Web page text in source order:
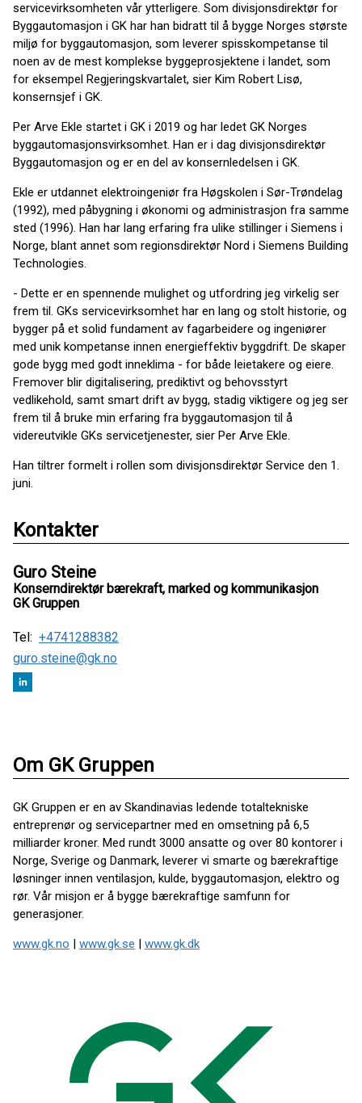
servicevirksomheten vår ytterligere. Som divisjonsdirektør for
Byggautomasjon i GK har han bidratt til å bygge Norges største
miljø for byggautomasjon, som leverer spisskompetanse til
noen av de mest komplekse byggeprosjektene i landet, som
for eksempel Regjeringskvartalet, sier Kim Robert Lisø,
konsernsjef i GK.
Per Arve Ekle startet i GK i 2019 og har ledet GK Norges
byggautomasjonsvirksomhet. Han er i dag divisjonsdirektør
Byggautomasjon og er en del av konsernledelsen i GK.
Ekle er utdannet elektroingeniør fra Høgskolen i Sør-Trøndelag
(1992), med påbygning i økonomi og administrasjon fra samme
sted (1996). Han har lang erfaring fra ulike stillinger i Siemens i
Norge, blant annet som regionsdirektør Nord i Siemens Building
Technologies.
- Dette er en spennende mulighet og utfordring jeg virkelig ser
frem til. GKs servicevirksomhet har en lang og stolt historie, og
bygger på et solid fundament av fagarbeidere og ingeniører
med unik kompetanse innen energieffektiv byggdrift. De skaper
gode bygg med godt inneklima - for både leietakere og eiere.
Fremover blir digitalisering, prediktivt og behovsstyrt
vedlikehold, samt smart drift av bygg, stadig viktigere og jeg ser
frem til å bruke min erfaring fra byggautomasjon til å
videreutvikle GKs servicetjenester, sier Per Arve Ekle.
Han tiltrer formelt i rollen som divisjonsdirektør Service den 1.
juni.
Kontakter
Guro Steine
Konserndirektør bærekraft, marked og kommunikasjon
GK Gruppen
Tel: +4741288382
guro.steine@gk.no
Om GK Gruppen
GK Gruppen er en av Skandinavias ledende totaltekniske
entreprenør og servicepartner med en omsetning på 6,5
milliarder kroner. Med rundt 3000 ansatte og over 80 kontorer i
Norge, Sverige og Danmark, leverer vi smarte og bærekraftige
løsninger innen ventilasjon, kulde, byggautomasjon, elektro og
rør. Vår misjon er å bygge bærekraftige samfunn for
generasjoner.
www.gk.no | www.gk.se | www.gk.dk